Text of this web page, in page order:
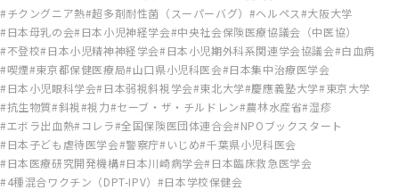
チクングニア熱 超多剤耐性菌（スーパーバグ） ヘルペス
大阪大学
日本母乳の会 日本小児神経学会 中央社会保険医療協議会（中医協）
不登校 日本小児精神神経学会 日本小児期外科系関連学会協議会 白血病
喫煙 東京都保健医療局 山口県小児科医会 日本集中治療医学会
日本小児眼科学会 日本弱視斜視学会 東北大学 慶應義塾大学 東京大学
抗生物質 斜視 視力 セーブ・ザ・チルドレン 農林水産省 湿疹
エボラ出血熱 コレラ 全国保険医団体連合会 NPOブックスタート
日本子ども虐待医学会 警察庁 いじめ 千葉県小児科医会
日本医療研究開発機構 日本川崎病学会 日本臨床救急医学会
4種混合ワクチン（DPT-IPV）
日本学校保健会